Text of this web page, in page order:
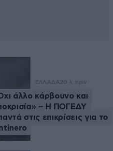
ΕΛΛΑΔΑ20 λ. πριν
άλλο κάρβουνο και
– Η ΠΟΓΕΔΥ
στις επικρίσεις για το